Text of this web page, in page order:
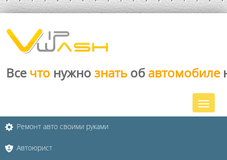
Все что нужно знать об автомобиле
Ремонт авто своими руками
Автоюрист